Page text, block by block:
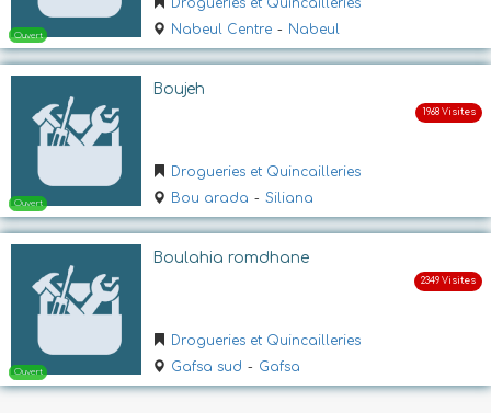
Ouvert
Ouvert
Drogueries et Quincailleries
Nabeul Centre - Nabeul
Boujeh
Drogueries et Quincailleries
Bou arada - Siliana
Boulahia romdhane
Drogueries et Quincailleries
Gafsa sud - Gafsa